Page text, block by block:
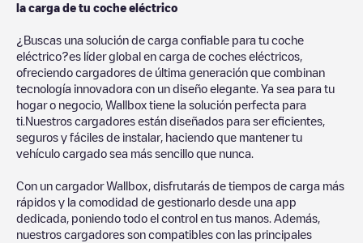
la carga de tu coche eléctrico
¿Buscas una solución de carga confiable para tu coche
eléctrico?es líder global en carga de coches eléctricos,
ofreciendo cargadores de última generación que combinan
tecnología innovadora con un diseño elegante. Ya sea para tu
hogar o negocio, Wallbox tiene la solución perfecta para
ti.Nuestros cargadores están diseñados para ser eficientes,
seguros y fáciles de instalar, haciendo que mantener tu
vehículo cargado sea más sencillo que nunca.
Con un cargador Wallbox, disfrutarás de tiempos de carga más
rápidos y la comodidad de gestionarlo desde una app
dedicada, poniendo todo el control en tus manos. Además,
nuestros cargadores son compatibles con las principales